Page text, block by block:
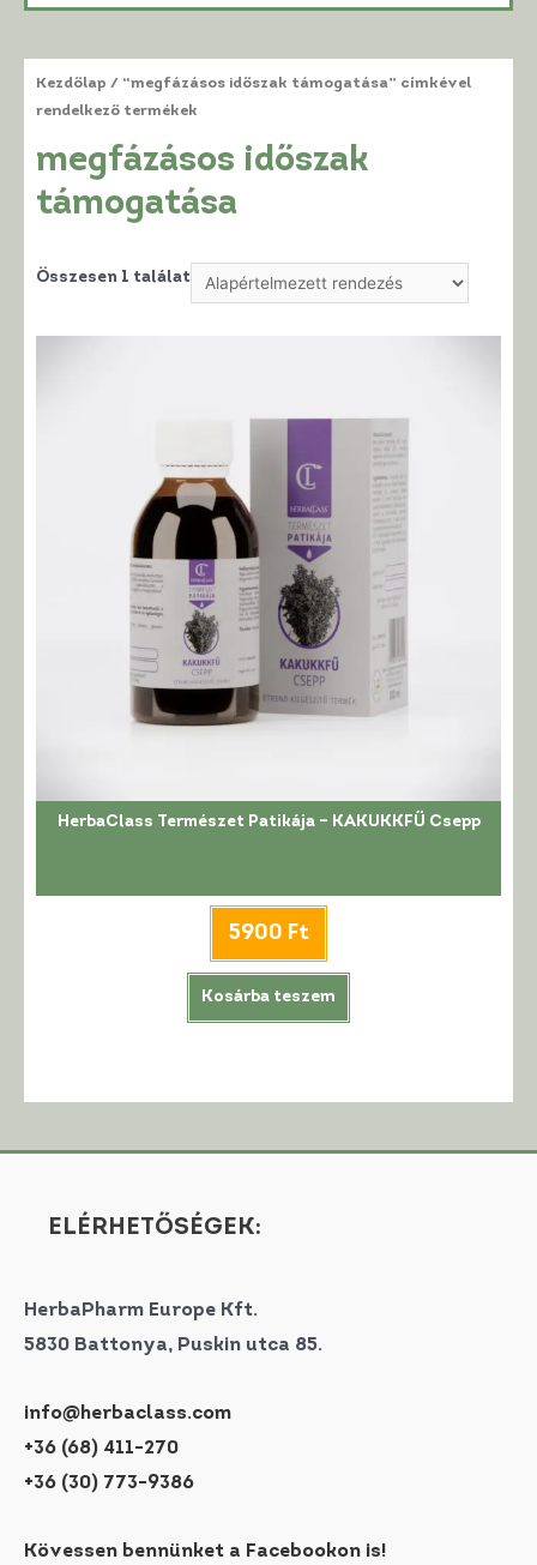
Kezdőlap / “megfázásos időszak támogatása” címkével
rendelkező termékek
megfázásos időszak
támogatása
Összesen 1 találat
HerbaClass Természet Patikája – KAKUKKFŰ Csepp
5900 Ft
Kosárba teszem
ELÉRHETŐSÉGEK:
HerbaPharm Europe Kft.
5830 Battonya, Puskin utca 85.
info@herbaclass.com
+36 (68) 411-270
+36 (30) 773-9386
Kövessen bennünket a Facebookon is!